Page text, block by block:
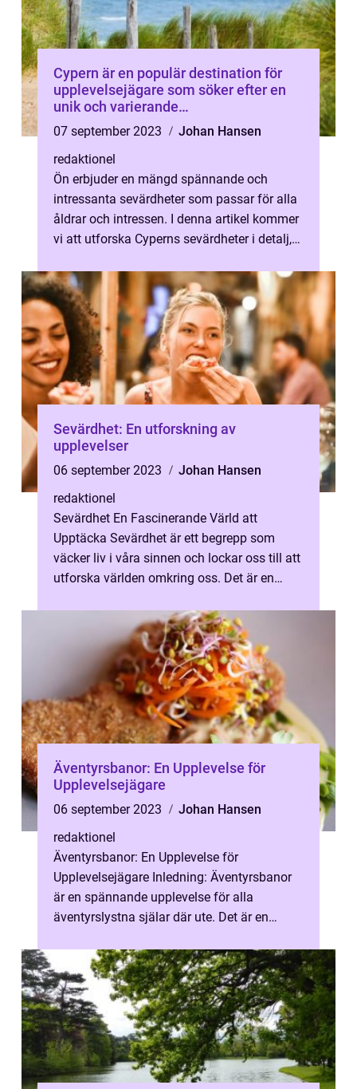
Cypern är en populär destination för
upplevelsejägare som söker efter en
unik och varierande
semesterupplevelse
07 september 2023
Johan Hansen
redaktionel
Ön erbjuder en mängd spännande och
intressanta sevärdheter som passar för alla
åldrar och intressen. I denna artikel kommer
vi att utforska Cyperns sevärdheter i detalj,
Sevärdhet: En utforskning av
upplevelser
06 september 2023
Johan Hansen
redaktionel
Sevärdhet En Fascinerande Värld att
Upptäcka Sevärdhet är ett begrepp som
väcker liv i våra sinnen och lockar oss till att
utforska världen omkring oss. Det är en
Äventyrsbanor: En Upplevelse för
Upplevelsejägare
06 september 2023
Johan Hansen
redaktionel
Äventyrsbanor: En Upplevelse för
Upplevelsejägare Inledning: Äventyrsbanor
är en spännande upplevelse för alla
äventyrslystna själar där ute. Det är en
och ger...